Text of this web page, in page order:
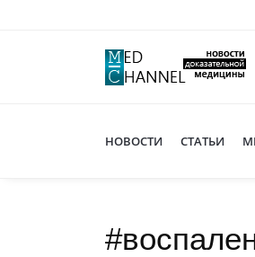
НОВОСТИ СТАТЬИ